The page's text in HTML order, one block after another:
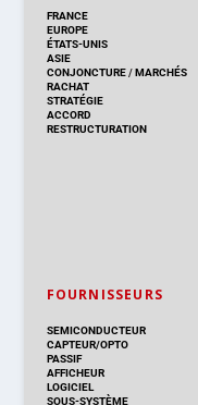
FRANCE
EUROPE
ÉTATS-UNIS
ASIE
CONJONCTURE/MARCHÉS
RACHAT
STRATÉGIE
ACCORD
RESTRUCTURATION
FOURNISSEURS
SEMICONDUCTEUR
CAPTEUR/OPTO
PASSIF
AFFICHEUR
LOGICIEL
SOUS-SYSTÈME